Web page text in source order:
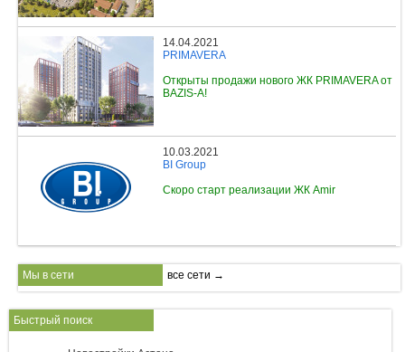
14.04.2021
PRIMAVERA
Открыты продажи нового ЖК PRIMAVERA от
BAZIS-A!
10.03.2021
BI Group
Скоро старт реализации ЖК Amir
Мы в сети все сети →
Быстрый поиск